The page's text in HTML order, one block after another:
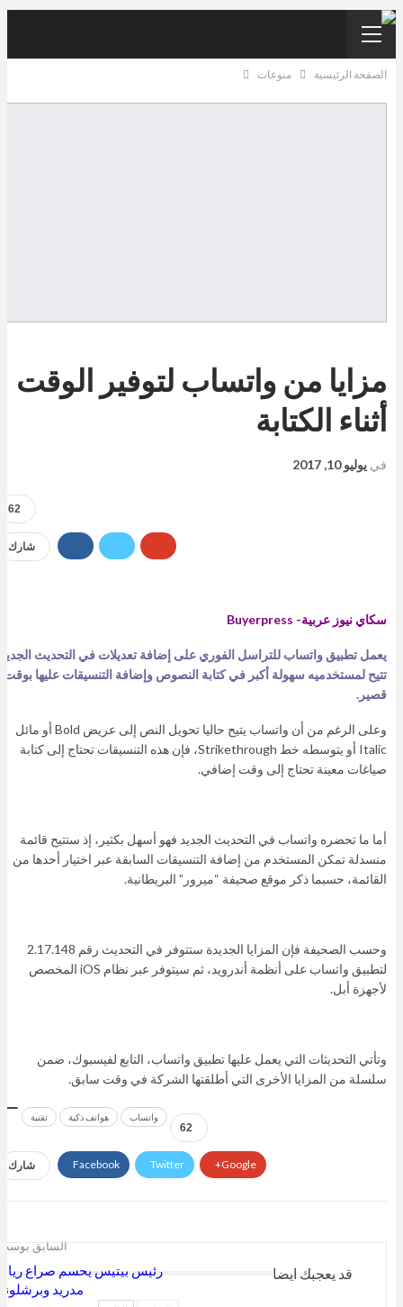
الصفحة الرئيسية منوعات
مزايا من واتساب لتوفير الوقت
أثناء الكتابة
في يوليو 10, 2017
62
شارك
سكاي نيوز عربية- Buyerpress
يعمل تطبيق واتساب للتراسل الفوري على إضافة تعديلات في التحديث الجديد
تتيح لمستخدميه سهولة أكبر في كتابة النصوص وإضافة التنسيقات عليها بوقت
قصير.
وعلى الرغم من أن واتساب يتيح حاليا تحويل النص إلى عريض Bold أو مائل
Italic أو يتوسطه خط Strikethrough، فإن هذه التنسيقات تحتاج إلى كتابة
صياغات معينة تحتاج إلى وقت إضافي.
أما ما تحضره واتساب في التحديث الجديد فهو أسهل بكثير، إذ ستتيح قائمة
منسدلة تمكن المستخدم من إضافة التنسيقات السابقة عبر اختيار أحدها من
القائمة، حسبما ذكر موقع صحيفة “ميرور” البريطانية.
وحسب الصحيفة فإن المزايا الجديدة ستتوفر في التحديث رقم 2.17.148
لتطبيق واتساب على أنظمة أندرويد، ثم سيتوفر عبر نظام iOS المخصص
لأجهزة أبل.
وتأتي التحديثات التي يعمل عليها تطبيق واتساب، التابع لفيسبوك، ضمن
سلسلة من المزايا الأخرى التي أطلقتها الشركة في وقت سابق.
تقنية هواتف ذكية واتساب
62
شارك Facebook Twitter Google+
السابق
رئيس بيتيس يحسم صراع
مدريد
قد يعجبك ايضا